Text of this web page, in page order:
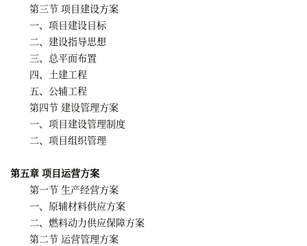
第三节 项目建设方案
一、项目建设目标
二、建设指导思想
三、总平面布置
四、土建工程
五、公辅工程
第四节 建设管理方案
一、项目建设管理制度
二、项目组织管理
第五章 项目运营方案
第一节 生产经营方案
一、原辅材料供应方案
二、燃料动力供应保障方案
第二节 运营管理方案